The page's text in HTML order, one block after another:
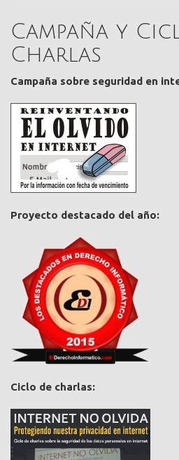
Campaña y
Charlas
Campaña sobre seguridad en
Proyecto destacado del año:
Ciclo de charlas: